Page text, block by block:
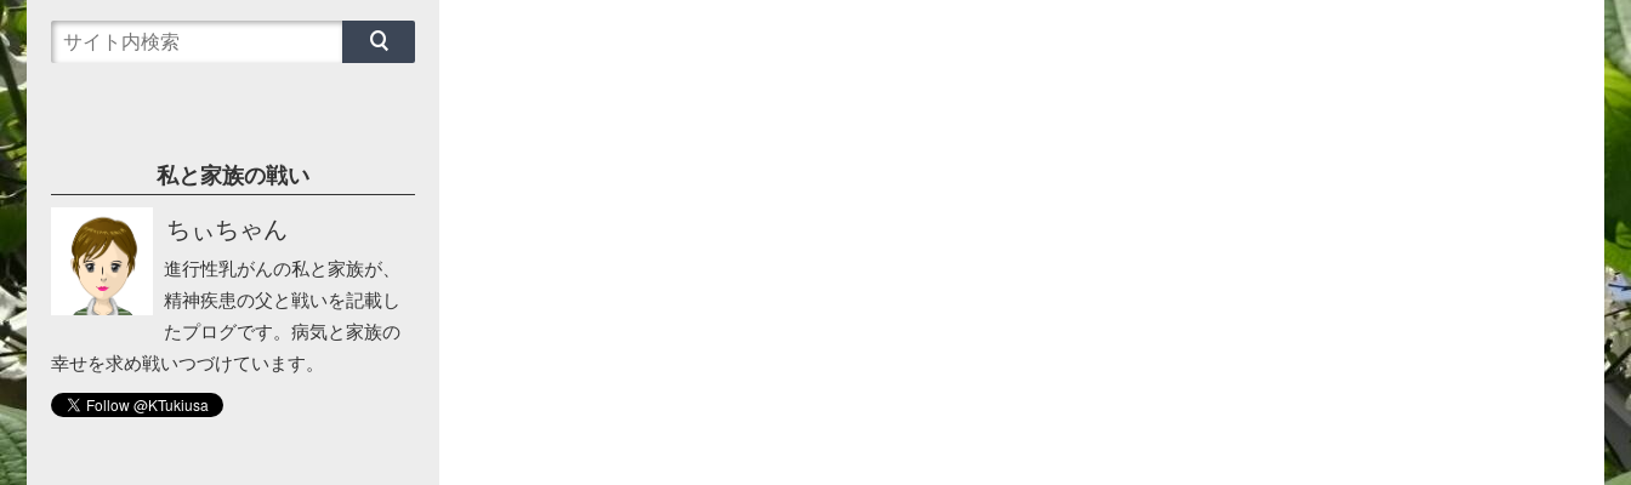
私と家族の戦い
ちぃちゃん
進行性乳がんの私と家族が、
精神疾患の父と戦いを記載し
たプログです。病気と家族の
幸せを求め戦いつづけています。